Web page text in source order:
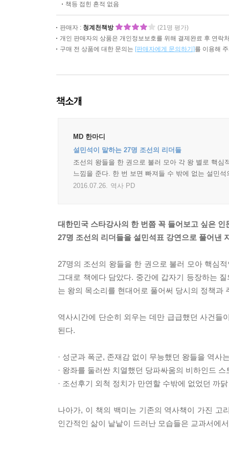
책등 접힌 흔적 없음
판매자 : 청계천책방
(21명 평가)
개인 판매자의 상품은 개인정보보호를 위해 결제완료 후 연락
구매 전 상품에 대한 문의는 [판매자에게 문의하기]를 이용해
책소개
MD 한마디
설민석이 말하는 27명 조선의 리더들
조선의 왕들을 한 권으로 불러 모아 각 왕 별로 핵
느낌을 준다. 한 번 보면 빠져들 수 밖에 없는 설민
2016.07.26. 역사 PD
대한민국 스타강사의 한 번쯤 꼭 들어보고 싶은 인
27명 조선의 리더들을 설민석표 강연으로 풀어낸
27명의 조선의 왕들을 한 권으로 불러 모아 핵심
그대로 책에다 담았다. 중간에 갑자기 등장하는
는 왕의 목소리를 현대어로 풀어써 당시의 정책과
역사시간에 단순히 외우는 데만 급급했던 사건들
된다.
· 성군과 폭군, 존재감 없이 무능했던 왕들을 역사
· 왕좌를 둘러싼 치열했던 당파싸움의 비하인드 스
· 조선후기 외척 정치가 만연할 수밖에 없었던 까
나아가, 이 책의 백미는 기존의 역사책이 가진 고
인간적인 삶이 낱낱이 드러난 모습들은 교과서에